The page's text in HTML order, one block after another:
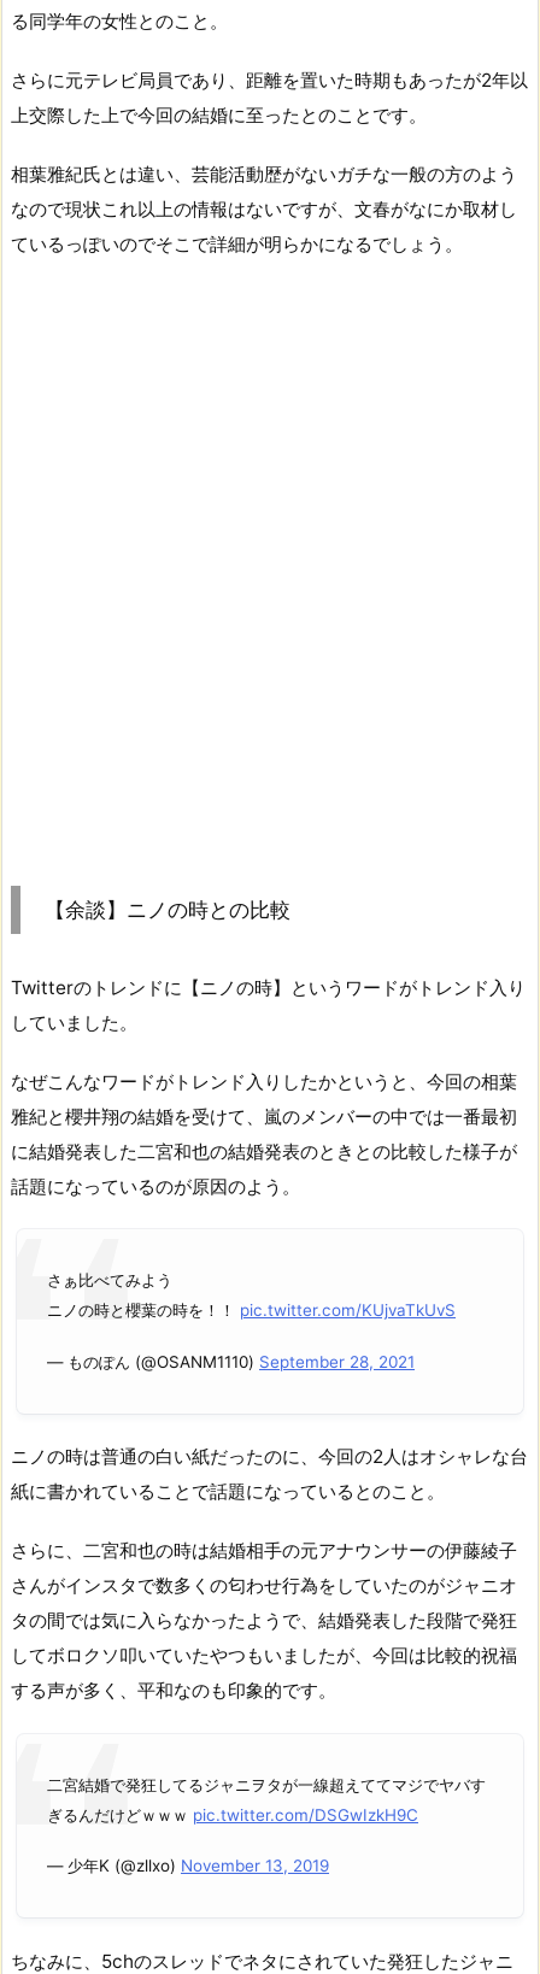
る同学年の女性とのこと。
さらに元テレビ局員であり、距離を置いた時期もあったが2年以
上交際した上で今回の結婚に至ったとのことです。
相葉雅紀氏とは違い、芸能活動歴がないガチな一般の方のよう
なので現状これ以上の情報はないですが、文春がなにか取材し
ているっぽいのでそこで詳細が明らかになるでしょう。
【余談】ニノの時との比較
Twitterのトレンドに【ニノの時】というワードがトレンド入り
していました。
なぜこんなワードがトレンド入りしたかというと、今回の相葉
雅紀と櫻井翔の結婚を受けて、嵐のメンバーの中では一番最初
に結婚発表した二宮和也の結婚発表のときとの比較した様子が
話題になっているのが原因のよう。
さぁ比べてみよう
ニノの時と櫻葉の時を！！ pic.twitter.com/KUjvaTkUvS
— ものぽん (@OSANM1110) September 28, 2021
ニノの時は普通の白い紙だったのに、今回の2人はオシャレな台
紙に書かれていることで話題になっているとのこと。
さらに、二宮和也の時は結婚相手の元アナウンサーの伊藤綾子
さんがインスタで数多くの匂わせ行為をしていたのがジャニオ
タの間では気に入らなかったようで、結婚発表した段階で発狂
してボロクソ叩いていたやつもいましたが、今回は比較的祝福
する声が多く、平和なのも印象的です。
二宮結婚で発狂してるジャニヲタが一線超えててマジでヤバす
ぎるんだけどｗｗｗ pic.twitter.com/DSGwIzkH9C
— 少年K (@zllxo) November 13, 2019
ちなみに、5chのスレッドでネタにされていた発狂したジャニ